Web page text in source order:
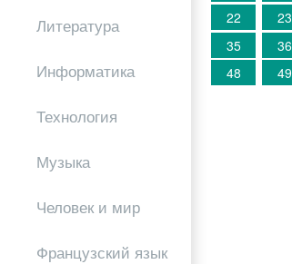
Литература
Информатика
Технология
Музыка
Человек и мир
Французский язык
22
23
35
36
48
49